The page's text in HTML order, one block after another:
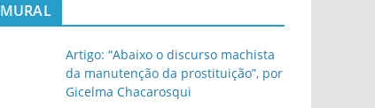
MURAL
Artigo: “Abaixo o discurso machista
da manutenção da prostituição”, por
Gicelma Chacarosqui